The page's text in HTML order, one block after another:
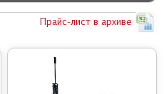
Прайс-лист в архиве